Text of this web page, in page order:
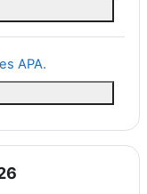
APA.